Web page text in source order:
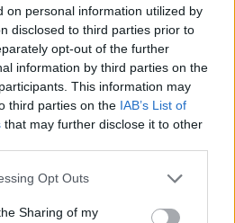
on personal information utilized by
disclosed to third parties prior to
opt-out of the further
information by third parties on the
This information may
third parties on the IAB’s List of
that may further disclose it to other
app uses one or more Google
behaviour. You may click to
Opt Outs
Sharing of my
στον κόσμο το πρώτο
του συντρόφου της
ο Καντέρ: